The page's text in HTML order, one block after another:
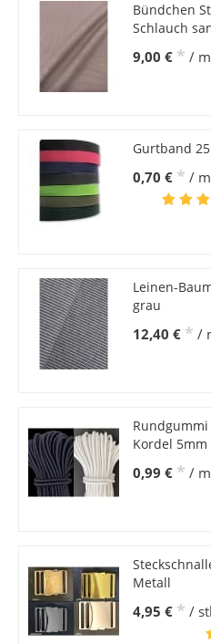
Bündchen
Schlauch
9,00 € * / m
Gurtband
0,70 € * / m
Leinen-
grau
12,40 € * /
Kordel 5mm
0,99 € * / m
Metall
4,95 € * /